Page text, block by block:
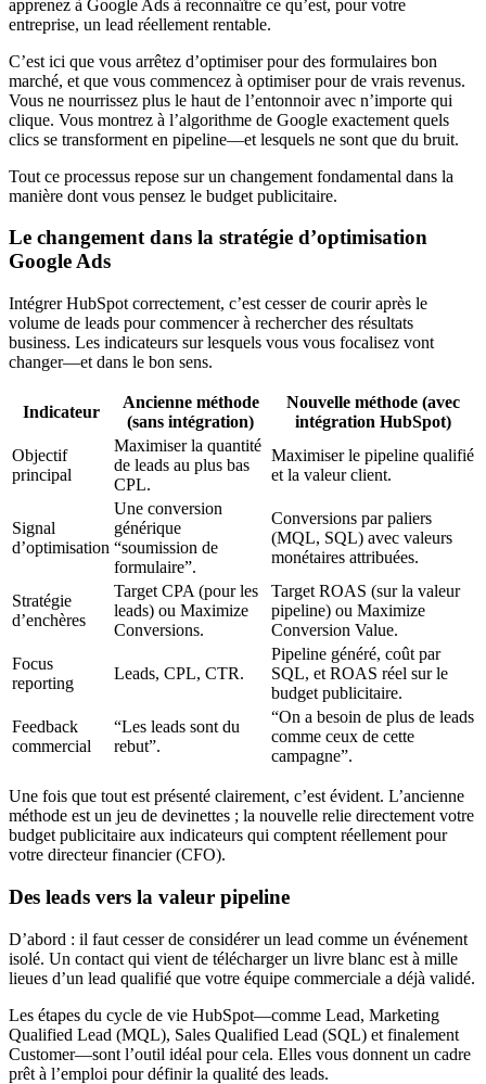
apprenez à Google Ads à reconnaître ce qu’est, pour votre
entreprise, un lead réellement rentable.
C’est ici que vous arrêtez d’optimiser pour des formulaires bon
marché, et que vous commencez à optimiser pour de vrais revenus.
Vous ne nourrissez plus le haut de l’entonnoir avec n’importe qui
clique. Vous montrez à l’algorithme de Google exactement quels
clics se transforment en pipeline—et lesquels ne sont que du bruit.
Tout ce processus repose sur un changement fondamental dans la
manière dont vous pensez le budget publicitaire.
Le changement dans la stratégie d’optimisation
Google Ads
Intégrer HubSpot correctement, c’est cesser de courir après le
volume de leads pour commencer à rechercher des résultats
business. Les indicateurs sur lesquels vous vous focalisez vont
changer—et dans le bon sens.
Indicateur
Ancienne méthode
(sans intégration)
Nouvelle méthode (avec
intégration HubSpot)
Objectif
principal
Maximiser la quantité
de leads au plus bas
CPL.
Maximiser le pipeline qualifié
et la valeur client.
Signal
d’optimisation
Une conversion
générique
“soumission de
formulaire”.
Conversions par paliers
(MQL, SQL) avec valeurs
monétaires attribuées.
Stratégie
d’enchères
Target CPA (pour les
leads) ou Maximize
Conversions.
Target ROAS (sur la valeur
pipeline) ou Maximize
Conversion Value.
Focus
reporting
Leads, CPL, CTR.
Pipeline généré, coût par
SQL, et ROAS réel sur le
budget publicitaire.
Feedback
commercial
“Les leads sont du
rebut”.
“On a besoin de plus de leads
comme ceux de cette
campagne”.
Une fois que tout est présenté clairement, c’est évident. L’ancienne
méthode est un jeu de devinettes ; la nouvelle relie directement votre
budget publicitaire aux indicateurs qui comptent réellement pour
votre directeur financier (CFO).
Des leads vers la valeur pipeline
D’abord : il faut cesser de considérer un lead comme un événement
isolé. Un contact qui vient de télécharger un livre blanc est à mille
lieues d’un lead qualifié que votre équipe commerciale a déjà validé.
Les étapes du cycle de vie HubSpot—comme Lead, Marketing
Qualified Lead (MQL), Sales Qualified Lead (SQL) et finalement
Customer—sont l’outil idéal pour cela. Elles vous donnent un cadre
prêt à l’emploi pour définir la qualité des leads.